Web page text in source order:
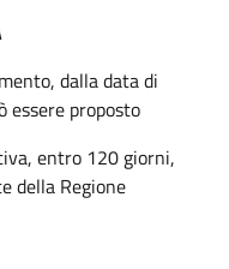
dalla data di
essere proposto
entro 120 giorni,
della Regione